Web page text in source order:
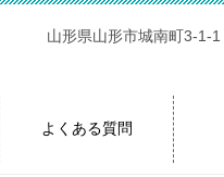
山形県山形市城南町3-1-1
よくある質問